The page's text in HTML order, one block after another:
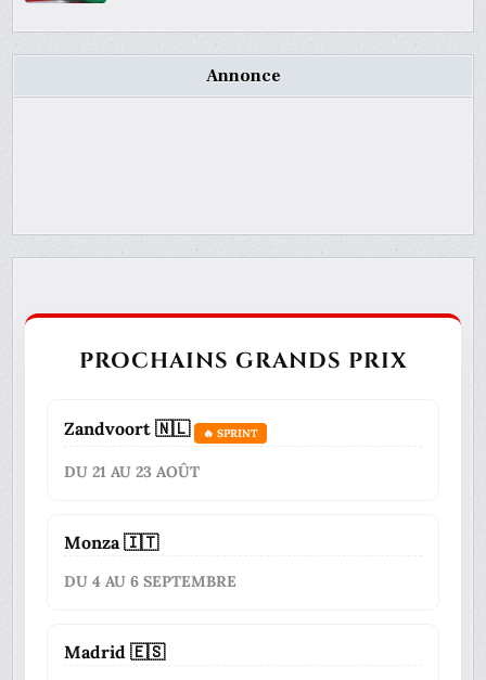
Annonce
PROCHAINS GRANDS PRIX
Zandvoort 🇳🇱 🔥 SPRINT
DU 21 AU 23 AOÛT
Monza 🇮🇹
DU 4 AU 6 SEPTEMBRE
Madrid 🇪🇸